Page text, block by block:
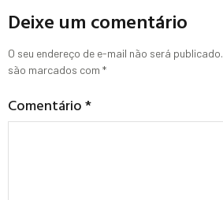
Deixe um comentário
O seu endereço de e-mail não será publicado.
são marcados com *
Comentário*